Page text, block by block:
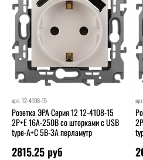
арт.12-4108-15
Розетка ЭРА Серия 12 12-4108-15
2P+E 16A-250В со шторками с USB
type-A+C 5В-3А перламутр
2815.25 руб
арт.